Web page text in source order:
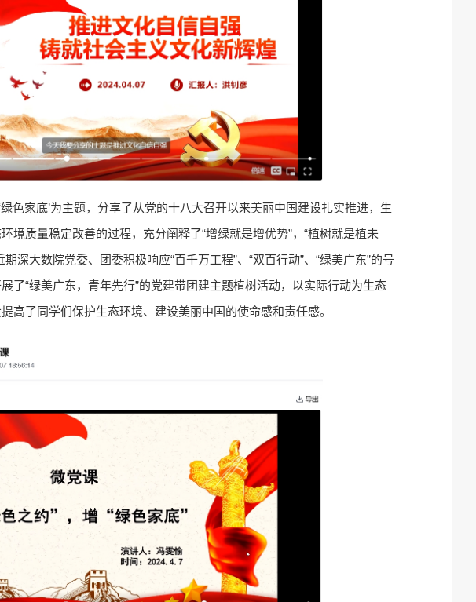
绿色家底’为主题，分享了从党的十八大召开以来美丽中国建设扎实推进，生
境质量稳定改善的过程，充分阐释了“增绿就是增优势”，“植树就是植未
深大数院党委、团委积极响应“百千万工程”、“双百行动”、“绿美广东”的号
了“绿美广东，青年先行”的党建带团建主题植树活动，以实际行动为生态
高了同学们保护生态环境、建设美丽中国的使命感和责任感。